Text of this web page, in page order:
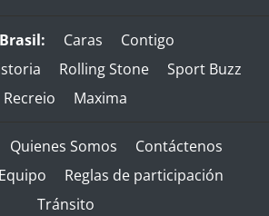
Caras
Contigo
Rolling Stone
Sport Buzz
Recreio
Maxima
Quienes Somos
Contáctenos
Equipo
Reglas de participación
Tránsito